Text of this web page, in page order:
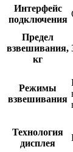
Интерфейс
подключения
Предел
взвешивания,
кг
Режимы
взвешивания
Технология
дисплея